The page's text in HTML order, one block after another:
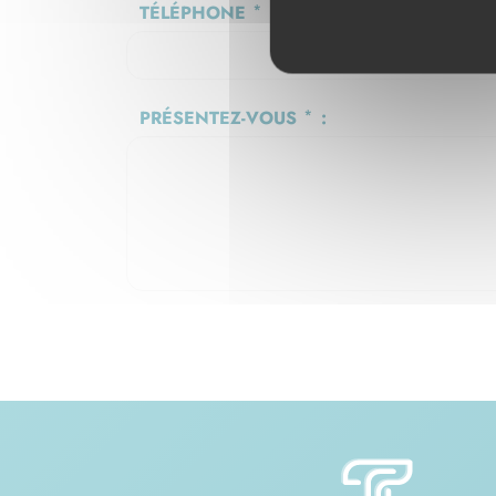
TÉLÉPHONE*
PRÉSENTEZ-VOUS* :